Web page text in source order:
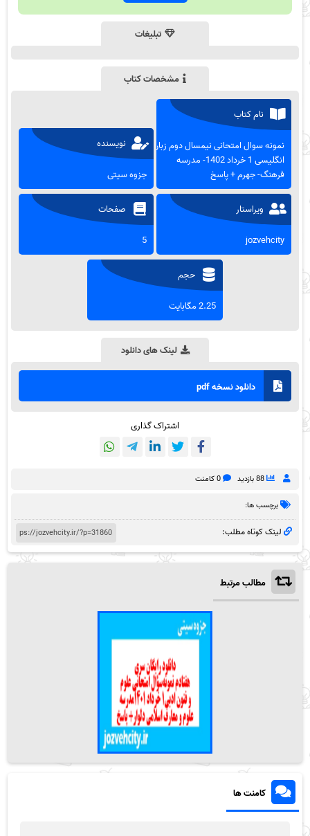
تبلیغات
مشخصات کتاب
نام کتاب
نمونه سوال امتحانی نیمسال دوم زبان
انگلیسی 1 خرداد 1402- مدرسه
فرهنگ- جهرم + پاسخ
نویسنده
جزوه سیتی
ویراستار
jozvehcity
صفحات
5
حجم
2.25 مگابایت
لینک های دانلود
دانلود نسخه pdf
اشتراک گذاری
88 بازدید 0 کامنت
برچسب ها:
لینک کوتاه مطلب:
مطالب مرتبط
کامنت ها